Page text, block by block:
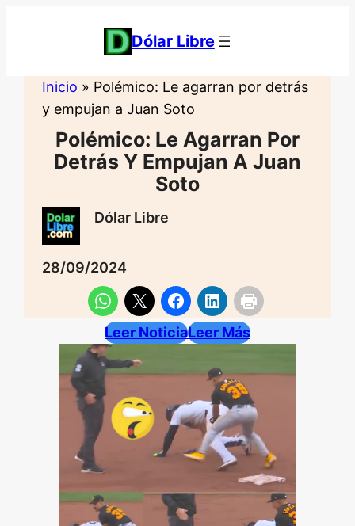
Dólar Libre
Inicio » Polémico: Le agarran por detrás
y empujan a Juan Soto
Polémico: Le Agarran Por
Detrás Y Empujan A Juan
Soto
Dólar Libre
28/09/2024
Leer NoticiaLeer Más